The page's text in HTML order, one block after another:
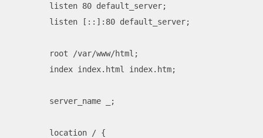
        listen 80 default_server;
        listen [::]:80 default_server;
        root /var/www/html;
        index index.html index.htm;
        server_name _;
        location / {